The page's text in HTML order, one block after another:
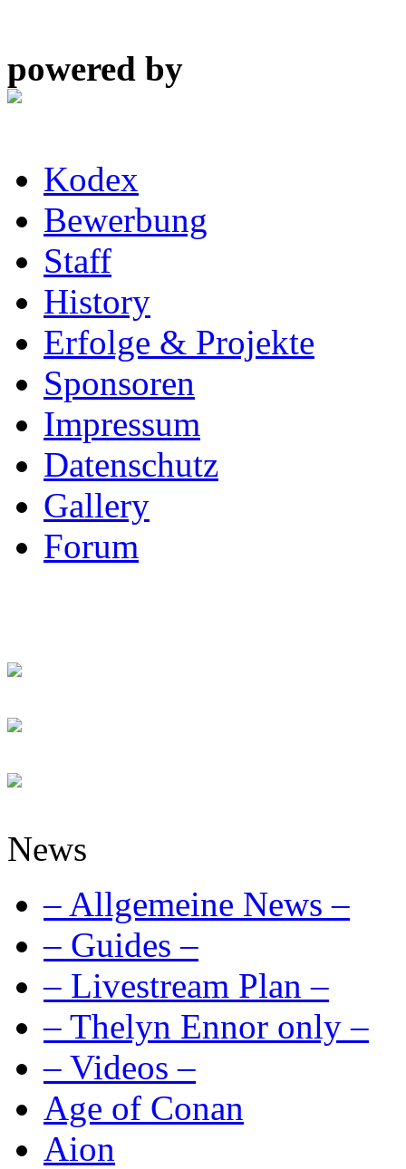
powered by
Kodex
Bewerbung
Staff
History
Erfolge & Projekte
Sponsoren
Impressum
Datenschutz
Gallery
Forum
News
– Allgemeine News –
– Guides –
– Livestream Plan –
– Thelyn Ennor only –
– Videos –
Age of Conan
Aion